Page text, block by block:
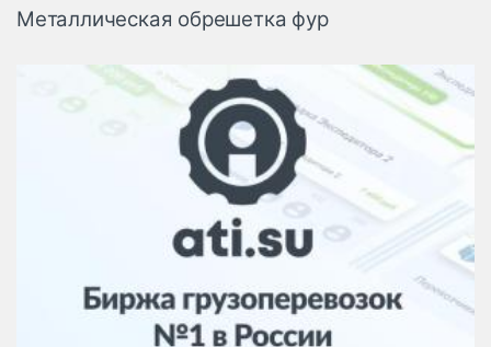
Металлическая обрешетка фур